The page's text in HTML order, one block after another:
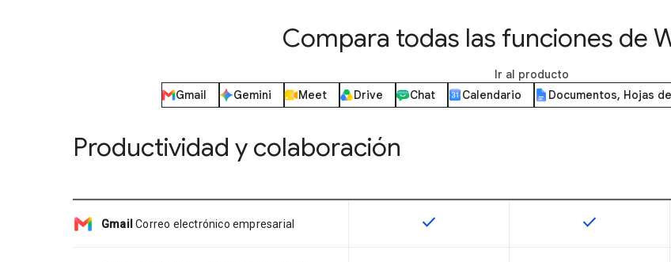
Compara todas las funciones de
Ir al producto
Gmail
Gemini Meet Drive Chat Calendario Documentos, Hojas
Productividad y colaboración
Gmail Correo electrónico empresarial Esta función está disponible en este SKU
check Esta función
check